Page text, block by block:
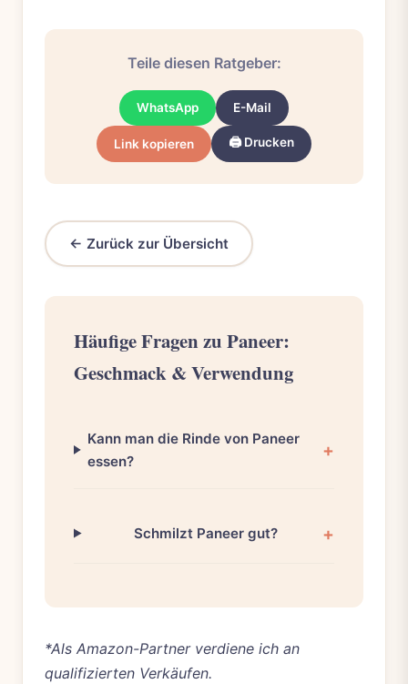
Teile diesen Ratgeber:
WhatsApp E-Mail
Link kopieren 🖨️ Drucken
← Zurück zur Übersicht
Häufige Fragen zu Paneer:
Geschmack & Verwendung
Kann man die Rinde von Paneer
essen?
Schmilzt Paneer gut?
*Als Amazon-Partner verdiene ich an
qualifizierten Verkäufen.